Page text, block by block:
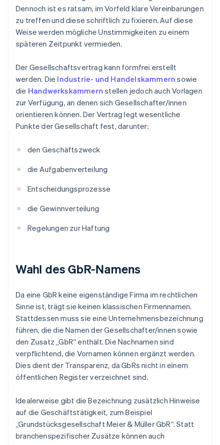
Dennoch ist es ratsam, im Vorfeld klare Vereinbarungen
zu treffen und diese schriftlich zu fixieren. Auf diese
Weise werden mögliche Unstimmigkeiten zu einem
späteren Zeitpunkt vermieden.
Der Gesellschaftsvertrag kann formfrei erstellt
werden. Die Industrie- und Handelskammern sowie
die Handwerkskammern stellen jedoch auch Vorlagen
zur Verfügung, an denen sich Gesellschafter/innen
orientieren können. Der Vertrag legt wesentliche
Punkte der Gesellschaft fest, darunter:
den Geschäftszweck
die Aufgabenverteilung
Entscheidungsprozesse
die Gewinnverteilung
Regelungen zur Haftung
Wahl des GbR-Namens
Da eine GbR keine eigenständige Firma im rechtlichen
Sinne ist, trägt sie keinen klassischen Firmennamen.
Stattdessen muss sie eine Unternehmensbezeichnung
führen, die die Namen der Gesellschafter/innen sowie
den Zusatz „GbR“ enthält. Die Nachnamen sind
verpflichtend, die Vornamen können ergänzt werden.
Dies dient der Transparenz, da GbRs nicht in einem
öffentlichen Register verzeichnet sind.
Idealerweise gibt die Bezeichnung zusätzlich Hinweise
auf die Geschäftstätigkeit, zum Beispiel
„Grundstücksgesellschaft Meier & Müller GbR“. Statt
branchenspezifischer Zusätze können auch